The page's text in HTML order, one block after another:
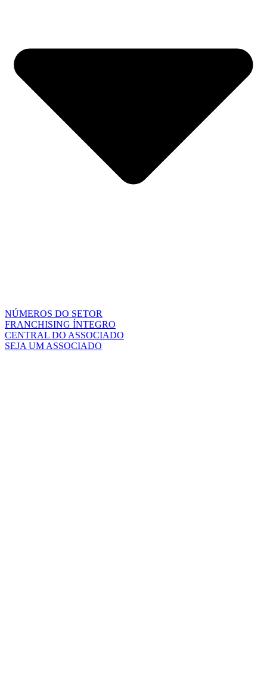
NÚMEROS DO SETOR
FRANCHISING ÍNTEGRO
CENTRAL DO ASSOCIADO
SEJA UM ASSOCIADO